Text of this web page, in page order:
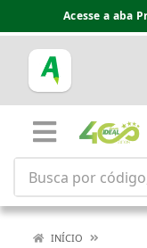
Acesse a aba
INÍCIO